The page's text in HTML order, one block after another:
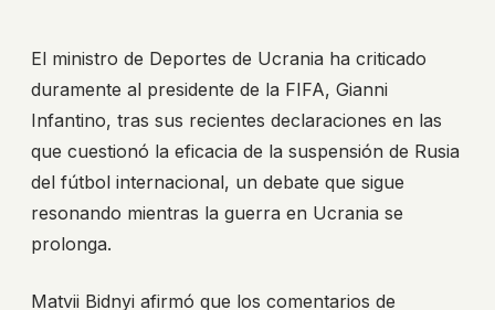
El ministro de Deportes de Ucrania ha criticado
duramente al presidente de la FIFA, Gianni
Infantino, tras sus recientes declaraciones en las
que cuestionó la eficacia de la suspensión de Rusia
del fútbol internacional, un debate que sigue
resonando mientras la guerra en Ucrania se
prolonga.
Matvii Bidnyi afirmó que los comentarios de